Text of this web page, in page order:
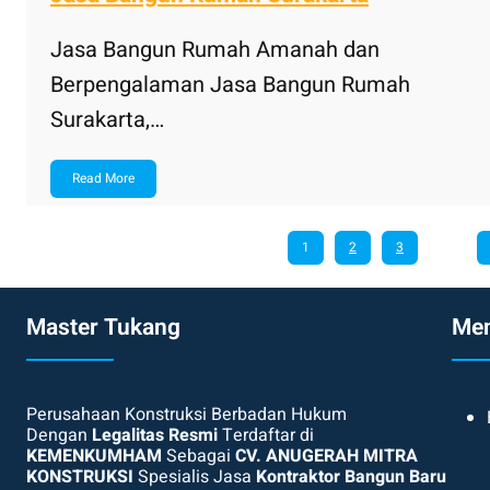
Jasa Bangun Rumah Amanah dan
Berpengalaman Jasa Bangun Rumah
Surakarta,…
Read More
1 2 3
Master Tukang
Perusahaan Konstruksi Berbadan Hukum
Dengan Legalitas ResmiTerdaftar di
KEMENKUMHAM Sebagai CV. ANUGERAH MITRA
KONSTRUKSI Spesialis Jasa Kontraktor Bangun Baru